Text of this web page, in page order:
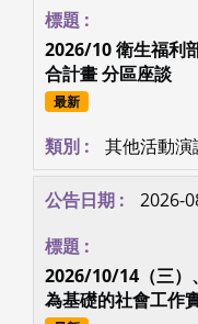
2026/10 衛生福利
合計畫 分區座談
最新
其他活動演
2026-
2026/10/14（三）
為基礎的社會工作